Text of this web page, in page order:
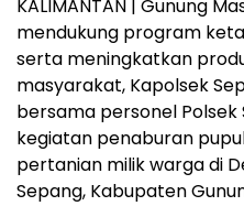
KALIMANTAN | Gunung
mendukung program
serta meningkatkan
masyarakat, Kapolsek
bersama personel
kegiatan penaburan
pertanian milik warga di
Sepang, Kabupaten